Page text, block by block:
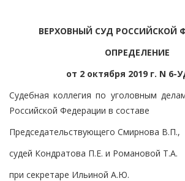
ВЕРХОВНЫЙ СУД РОССИЙСКОЙ
ОПРЕДЕЛЕНИЕ
от 2 октября 2019 г. N 6-
Судебная коллегия по уголовным
Российской Федерации в составе
Председательствующего Смирнова В.П.,
судей Кондратова П.Е. и Романовой Т.А.
при секретаре Ильиной А.Ю.